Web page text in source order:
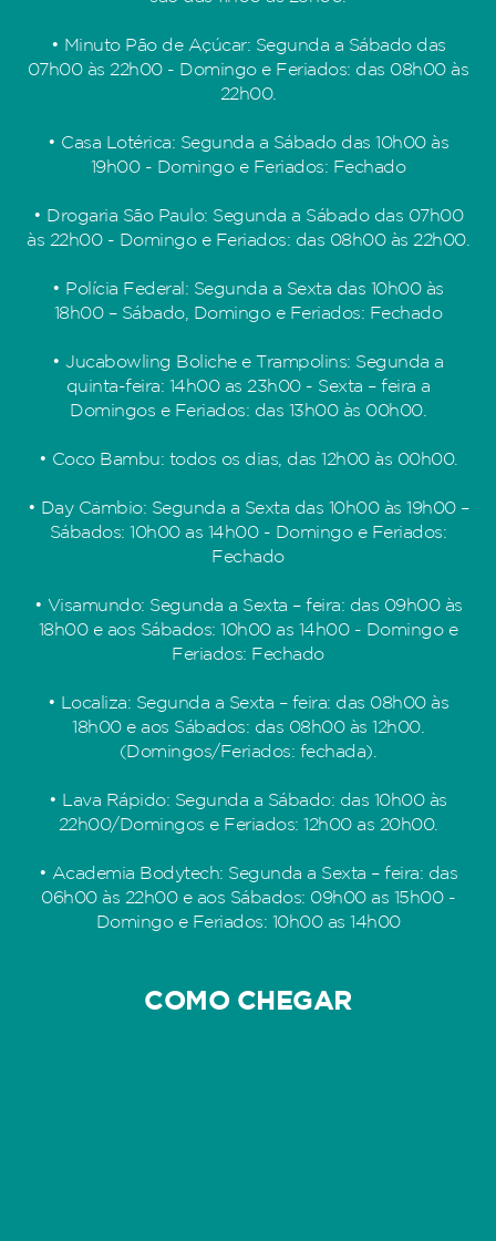
• Minuto Pão de Açúcar: Segunda a Sábado das
07h00 às 22h00 - Domingo e Feriados: das 08h00 às
22h00.
• Casa Lotérica: Segunda a Sábado das 10h00 às
19h00 - Domingo e Feriados: Fechado
• Drogaria São Paulo: Segunda a Sábado das 07h00
às 22h00 - Domingo e Feriados: das 08h00 às 22h00.
• Polícia Federal: Segunda a Sexta das 10h00 às
18h00 – Sábado, Domingo e Feriados: Fechado
• Jucabowling Boliche e Trampolins: Segunda a
quinta-feira: 14h00 as 23h00 - Sexta – feira a
Domingos e Feriados: das 13h00 às 00h00.
• Coco Bambu: todos os dias, das 12h00 às 00h00.
• Day Câmbio: Segunda a Sexta das 10h00 às 19h00 –
Sábados: 10h00 as 14h00 - Domingo e Feriados:
Fechado
• Visamundo: Segunda a Sexta – feira: das 09h00 às
18h00 e aos Sábados: 10h00 as 14h00 - Domingo e
Feriados: Fechado
• Localiza: Segunda a Sexta – feira: das 08h00 às
18h00 e aos Sábados: das 08h00 às 12h00.
(Domingos/Feriados: fechada).
• Lava Rápido: Segunda a Sábado: das 10h00 às
22h00/Domingos e Feriados: 12h00 as 20h00.
• Academia Bodytech: Segunda a Sexta – feira: das
06h00 às 22h00 e aos Sábados: 09h00 as 15h00 -
Domingo e Feriados: 10h00 as 14h00
COMO CHEGAR